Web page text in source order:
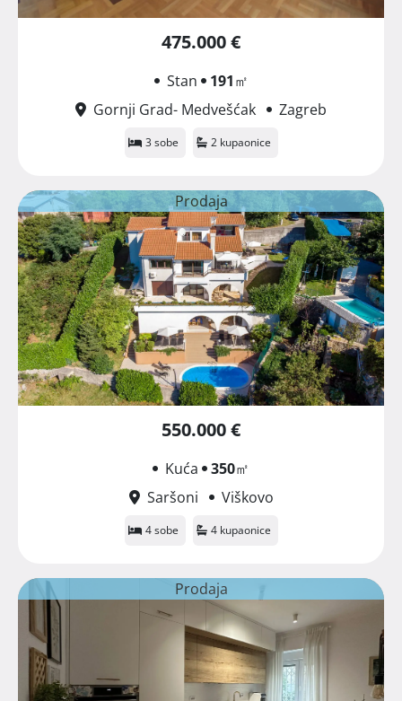
475.000 €
Stan 191㎡
Gornji Grad- Medvešćak
Zagreb
3 sobe 2 kupaonice
Prodaja
550.000 €
Kuća 350㎡
Saršoni
Viškovo
4 sobe 4 kupaonice
Prodaja